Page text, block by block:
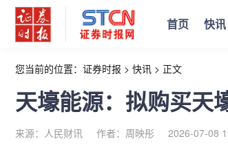
首页 快讯
您当前的位置： 证券时报 > 快讯 > 正文
天壕能源：拟购买天
来源：人民财讯 作者：周映彤 2026-07-08